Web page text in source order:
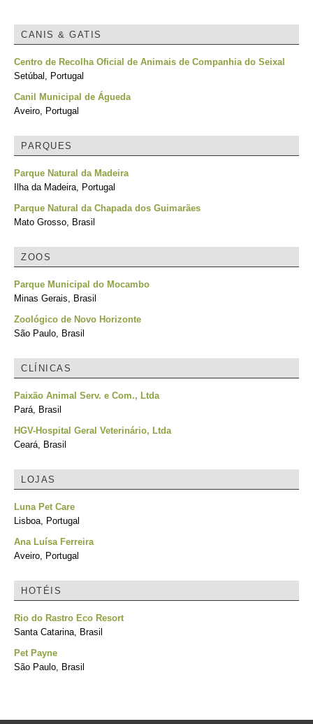
CANIS & GATIS
Centro de Recolha Oficial de Animais de Companhia do Seixal
Setúbal, Portugal
Canil Municipal de Águeda
Aveiro, Portugal
PARQUES
Parque Natural da Madeira
Ilha da Madeira, Portugal
Parque Natural da Chapada dos Guimarães
Mato Grosso, Brasil
ZOOS
Parque Municipal do Mocambo
Minas Gerais, Brasil
Zoológico de Novo Horizonte
São Paulo, Brasil
CLÍNICAS
Paixão Animal Serv. e Com., Ltda
Pará, Brasil
HGV-Hospital Geral Veterinário, Ltda
Ceará, Brasil
LOJAS
Luna Pet Care
Lisboa, Portugal
Ana Luísa Ferreira
Aveiro, Portugal
HOTÉIS
Rio do Rastro Eco Resort
Santa Catarina, Brasil
Pet Payne
São Paulo, Brasil